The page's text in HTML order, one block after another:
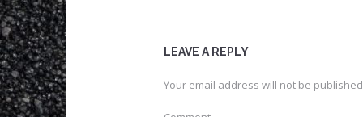
LEAVE A REPLY
Your email address will not be